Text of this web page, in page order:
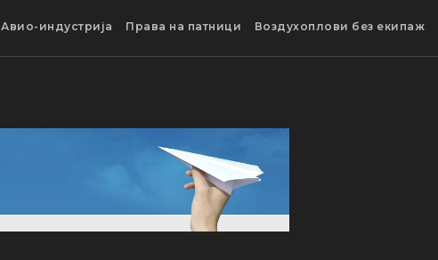
Авио-индустрија Права на патници Воздухоплови без екипаж